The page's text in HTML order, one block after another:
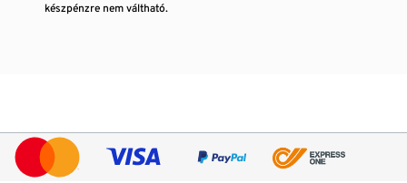
készpénzre nem váltható.